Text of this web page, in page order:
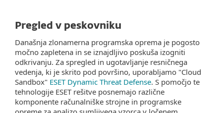
Pregled v peskovniku
Današnja zlonamerna programska oprema je pogosto
močno zapletena in se iznajdljivo poskuša izogniti
odkrivanju. Za spregled in ugotavljanje resničnega
vedenja, ki je skrito pod površino, uporabljamo "Cloud
Sandbox" ESET Dynamic Threat Defense. S pomočjo te
tehnologije ESET rešitve posnemajo različne
komponente računalniške strojne in programske